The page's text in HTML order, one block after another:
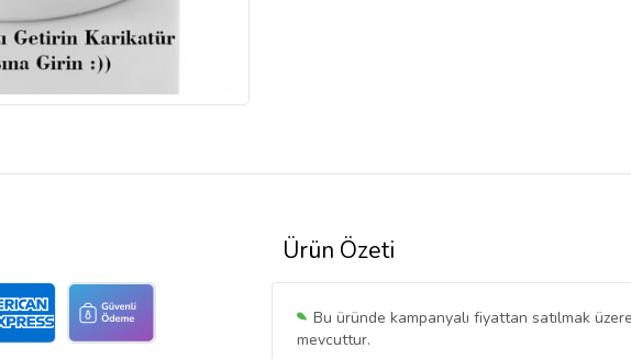
Ürün Özeti
Bu üründe kampanyalı fiyattan satılmak
mevcuttur.